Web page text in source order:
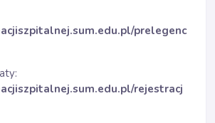
prelegenc
rejestracj